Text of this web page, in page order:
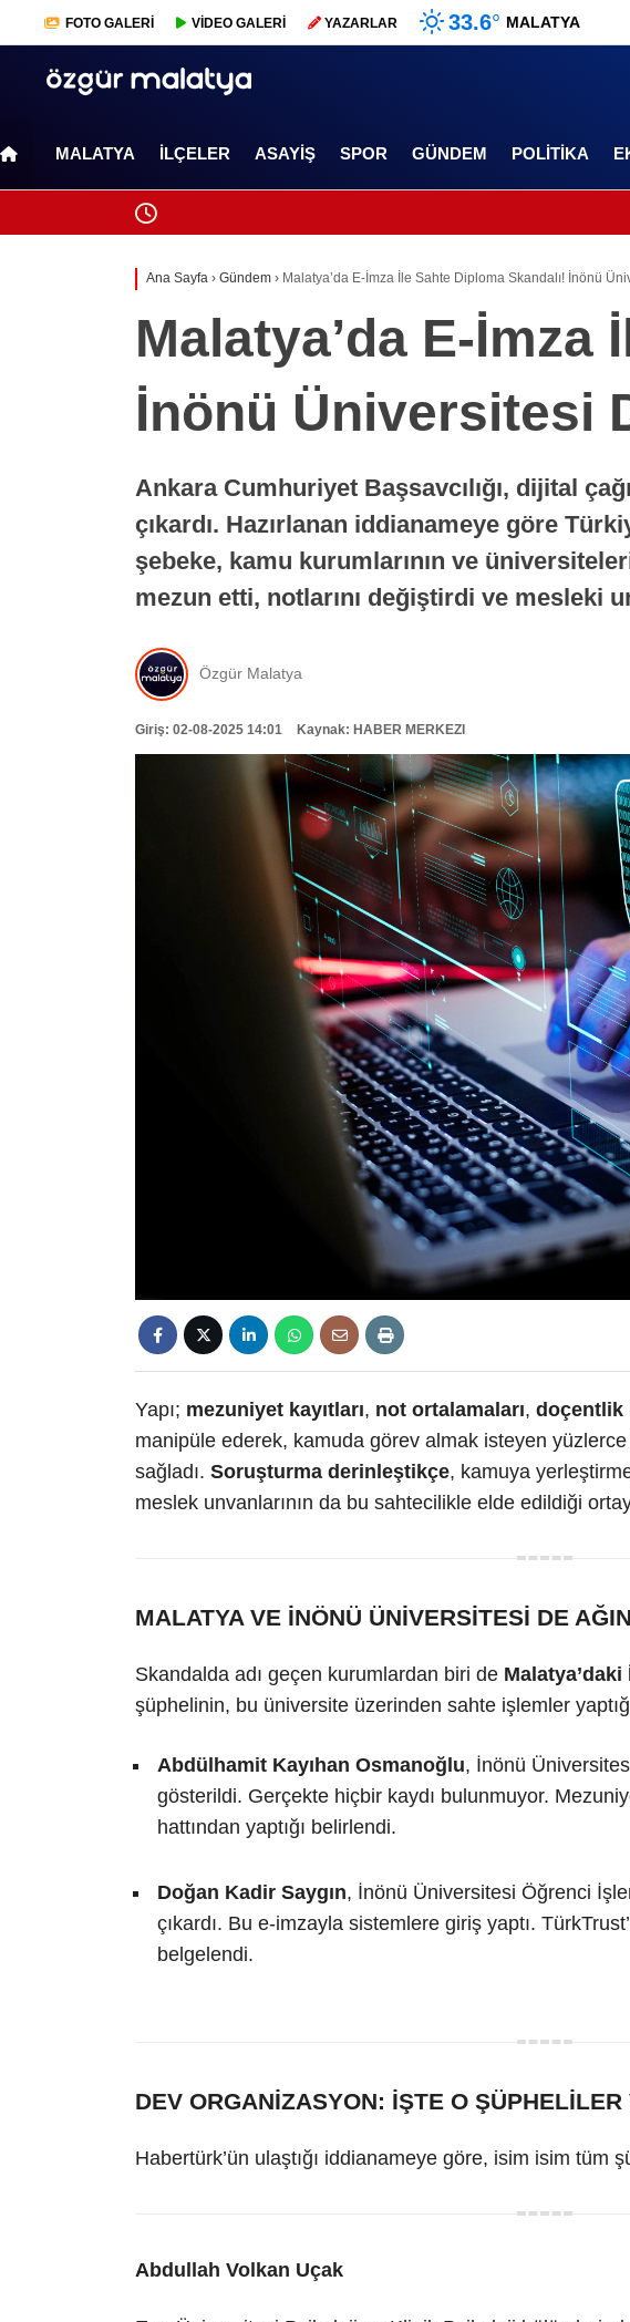
FOTO GALERİ VİDEO GALERİ YAZARLAR 33.6° MALATYA
MALATYA İLÇELER ASAYIŞ SPOR GÜNDEM POLITIKA
Ana Sayfa › Gündem › Malatya’da E-İmza İle Sahte Diploma Skandalı! İnönü
Malatya’da E-İmza
İnönü Üniversitesi
Ankara Cumhuriyet Başsavcılığı, dijital
çıkardı. Hazırlanan iddianameye göre
şebeke, kamu kurumlarının ve
mezun etti, notlarını değiştirdi ve mesleki
Özgür Malatya
Giriş: 02-08-2025 14:01 Kaynak: HABER MERKEZI
Yapı; mezuniyet kayıtları, not ortalamaları, doçentlik
manipüle ederek, kamuda görev almak isteyen yüzlerce
sağladı. Soruşturma derinleştikçe, kamuya
meslek unvanlarının da bu sahtecilikle elde edildiği
MALATYA VE İNÖNÜ ÜNİVERSİTESİ DE
Skandalda adı geçen kurumlardan biri de
şüphelinin, bu üniversite üzerinden sahte işlemler
Abdülhamit Kayıhan Osmanoğlu, İnönü
gösterildi. Gerçekte hiçbir kaydı bulunmuyor.
hattından yaptığı belirlendi.
Doğan Kadir Saygın, İnönü Üniversitesi Öğrenci
çıkardı. Bu e-imzayla sistemlere giriş yaptı.
belgelendi.
DEV ORGANİZASYON: İŞTE O
Habertürk’ün ulaştığı iddianameye göre, isim isim tüm
Abdullah Volkan Uçak